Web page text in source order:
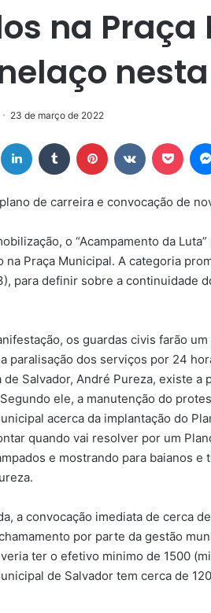
na Praça
23 de março de 2022
Linkedin Tumblr Pinterest
de carreira e convocação de
o “Acampamento da
Praça Municipal. A categoria
para definir sobre a continuidade
os guardas civis farão
paralisação dos serviços por 24
Salvador, André Pureza, existe a
ele, a manutenção do
acerca da implantação do
quando vai resolver por um
e mostrando para baianos
a convocação imediata de cerca
por parte da gestão
ter o efetivo minimo de 1500
de Salvador tem cerca de